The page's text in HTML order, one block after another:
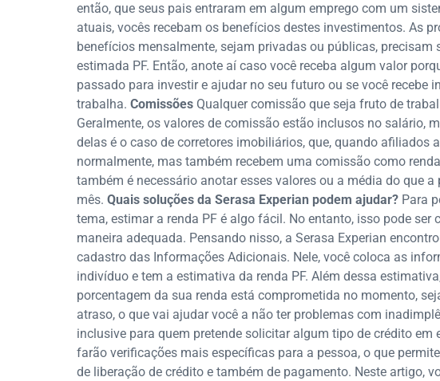
então, que seus pais entraram em algum emprego com um
atuais, vocês recebam os benefícios destes investimentos. As
benefícios mensalmente, sejam privadas ou públicas, precisam
estimada PF. Então, anote aí caso você receba algum valor
passado para investir e ajudar no seu futuro ou se você recebe
trabalha. Comissões Qualquer comissão que seja fruto de
Geralmente, os valores de comissão estão inclusos no salário,
delas é o caso de corretores imobiliários, que, quando afiliados
normalmente, mas também recebem uma comissão como
também é necessário anotar esses valores ou a média do que
mês. Quais soluções da Serasa Experian podem ajudar? Para
tema, estimar a renda PF é algo fácil. No entanto, isso pode
maneira adequada. Pensando nisso, a Serasa Experian
cadastro das Informações Adicionais. Nele, você coloca as
indivíduo e tem a estimativa da renda PF. Além dessa
porcentagem da sua renda está comprometida no momento,
atraso, o que vai ajudar você a não ter problemas com
inclusive para quem pretende solicitar algum tipo de crédito em
farão verificações mais específicas para a pessoa, o que
de liberação de crédito e também de pagamento. Neste artigo,